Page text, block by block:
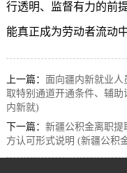
行透明、监督有力的前
能真正成为劳动者流动
上一篇： 面向疆内新就业人
取特别通道开通条件、辅
内新就)
下一篇： 新疆公积金离职提
方认可形式说明 (新疆公积